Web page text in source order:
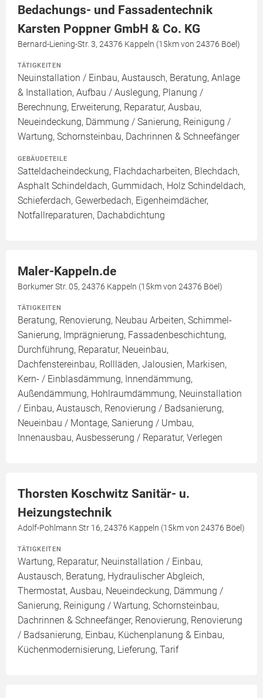
Bedachungs- und Fassadentechnik
Karsten Poppner GmbH & Co. KG
Bernard-Liening-Str. 3, 24376 Kappeln (15km von 24376 Böel)
TÄTIGKEITEN
Neuinstallation / Einbau, Austausch, Beratung, Anlage
& Installation, Aufbau / Auslegung, Planung /
Berechnung, Erweiterung, Reparatur, Ausbau,
Neueindeckung, Dämmung / Sanierung, Reinigung /
Wartung, Schornsteinbau, Dachrinnen & Schneefänger
GEBÄUDETEILE
Satteldacheindeckung, Flachdacharbeiten, Blechdach,
Asphalt Schindeldach, Gummidach, Holz Schindeldach,
Schieferdach, Gewerbedach, Eigenheimdächer,
Notfallreparaturen, Dachabdichtung
Maler-Kappeln.de
Borkumer Str. 05, 24376 Kappeln (15km von 24376 Böel)
TÄTIGKEITEN
Beratung, Renovierung, Neubau Arbeiten, Schimmel-
Sanierung, Imprägnierung, Fassadenbeschichtung,
Durchführung, Reparatur, Neueinbau,
Dachfenstereinbau, Rollläden, Jalousien, Markisen,
Kern- / Einblasdämmung, Innendämmung,
Außendämmung, Hohlraumdämmung, Neuinstallation
/ Einbau, Austausch, Renovierung / Badsanierung,
Neueinbau / Montage, Sanierung / Umbau,
Innenausbau, Ausbesserung / Reparatur, Verlegen
Thorsten Koschwitz Sanitär- u.
Heizungstechnik
Adolf-Pohlmann Str 16, 24376 Kappeln (15km von 24376 Böel)
TÄTIGKEITEN
Wartung, Reparatur, Neuinstallation / Einbau,
Austausch, Beratung, Hydraulischer Abgleich,
Thermostat, Ausbau, Neueindeckung, Dämmung /
Sanierung, Reinigung / Wartung, Schornsteinbau,
Dachrinnen & Schneefänger, Renovierung, Renovierung
/ Badsanierung, Einbau, Küchenplanung & Einbau,
Küchenmodernisierung, Lieferung, Tarif